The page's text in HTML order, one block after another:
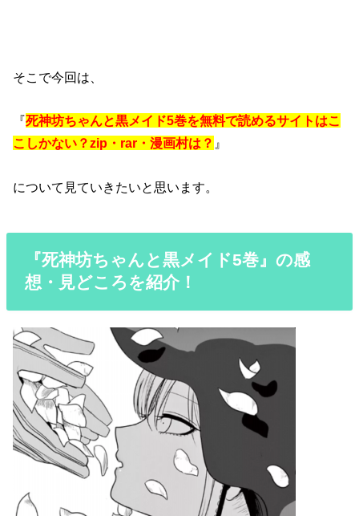
そこで今回は、
『死神坊ちゃんと黒メイド5巻を無料で読めるサイトはこ
こしかない？zip・rar・漫画村は？ 』
について見ていきたいと思います。
『死神坊ちゃんと黒メイド5巻』の感
想・見どころを紹介！